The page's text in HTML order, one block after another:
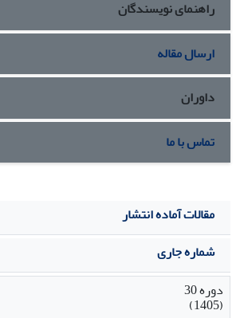
راهنمای نویسندگان
ارسال مقاله
داوران
تماس با ما
مقالات آماده انتشار
شماره جاری
دوره 30
(1405)